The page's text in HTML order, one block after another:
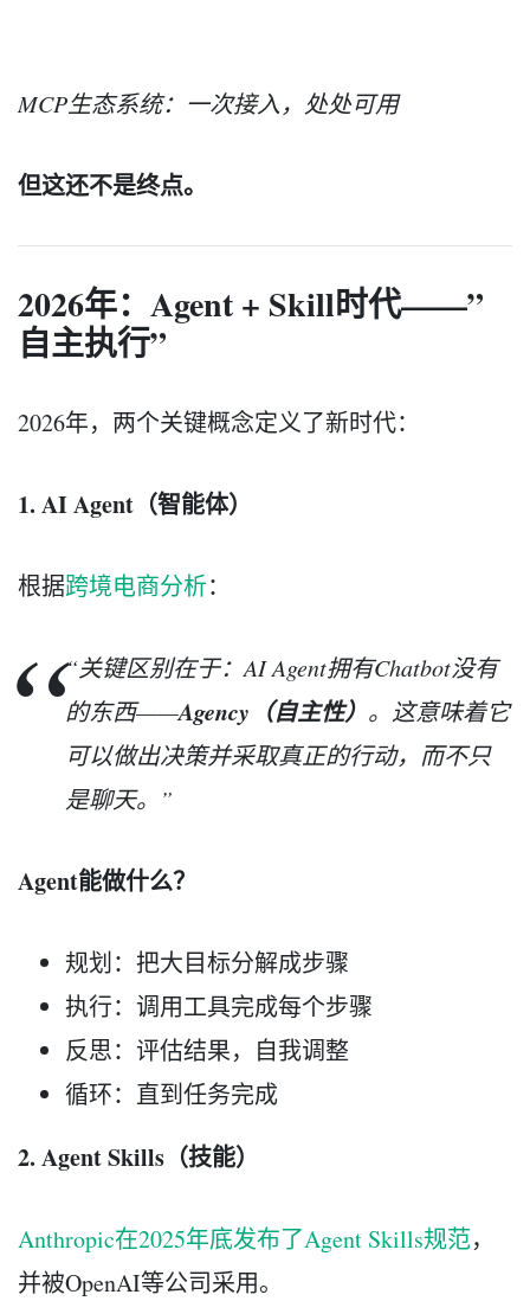
MCP生态系统：一次接入，处处可用
但这还不是终点。
2026年：Agent + Skill时代——”
自主执行”
2026年，两个关键概念定义了新时代：
1. AI Agent（智能体）
根据跨境电商分析：
“关键区别在于：AI Agent拥有Chatbot没有
的东西——Agency（自主性） 。这意味着它
可以做出决策并采取真正的行动，而不只
是聊天。”
Agent能做什么？
规划：把大目标分解成步骤
执行：调用工具完成每个步骤
反思：评估结果，自我调整
循环：直到任务完成
2. Agent Skills（技能）
Anthropic在2025年底发布了Agent Skills规范，
并被OpenAI等公司采用。